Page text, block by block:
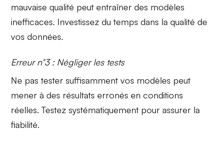
mauvaise qualité peut entraîner des modèles
inefficaces. Investissez du temps dans la qualité de
vosdonnées.
Erreur n°3 : Négliger les tests
Ne pas tester suffisamment vos modèles peut
mener à des résultats erronés en conditions
réelles. Testez systématiquement pour assurer la
fiabilité.